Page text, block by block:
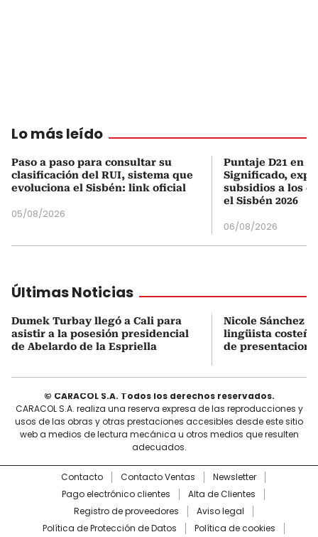
Lo más leído
Paso a paso para consultar su
clasificación del RUI, sistema que
evoluciona el Sisbén: link oficial
05/08/2026
Puntaje D21 en
Significado,
subsidios a los
el Sisbén 2026
06/08/2026
Últimas Noticias
Dumek Turbay llegó a Cali para
asistir a la posesión presidencial
de Abelardo de la Espriella
Nicole Sánchez
lingüista
de
© CARACOL S.A. Todos los derechos reservados.
CARACOL S.A. realiza una reserva expresa de las reproducciones y
usos de las obras y otras prestaciones accesibles desde este sitio
web a medios de lectura mecánica u otros medios que resulten
adecuados.
Contacto Contacto Ventas
Newsletter
Pago electrónico clientes
Alta de Clientes
Registro de proveedores
Aviso legal
Política de Protección de Datos
Política de cookies